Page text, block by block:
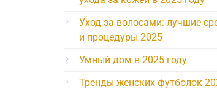
Уход за волосами: лучшие
и процедуры 2025
Умный дом в 2025 году
Тренды женских футболок